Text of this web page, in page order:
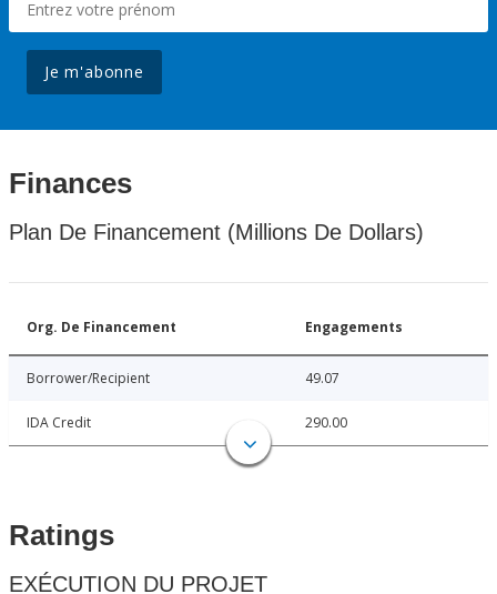
Je m'abonne
Finances
Plan De Financement (Millions De Dollars)
Org. De Financement Engagements
Borrower/Recipient 49.07
IDA Credit 290.00
Ratings
EXÉCUTION DU PROJET